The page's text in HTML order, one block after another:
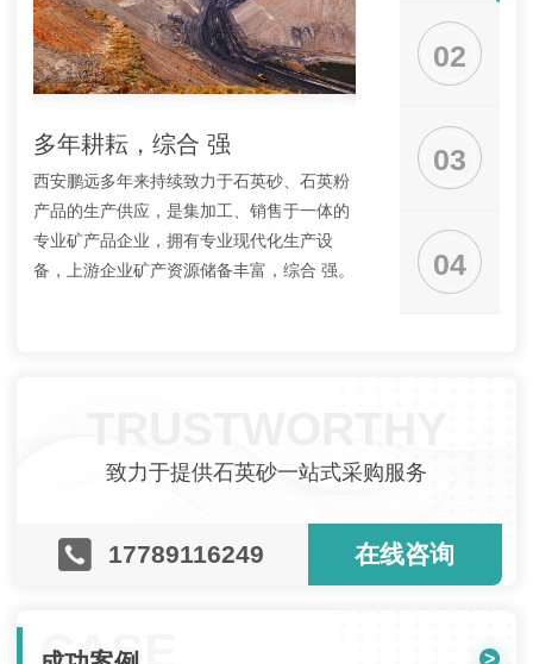
02
03
04
多年耕耘，综合 强
西安鹏远多年来持续致力于石英砂、石英粉
产品的生产供应，是集加工、销售于一体的
专业矿产品企业，拥有专业现代化生产设
备，上游企业矿产资源储备丰富，综合 强。
工艺成熟，品质
拥有专业加工技术人
出厂全流程进行严格
品质量妥协，只以纯
稳定的好产品回报客户
致力于提供石英砂一站式采购服务
17789116249 在线咨询
CASE >